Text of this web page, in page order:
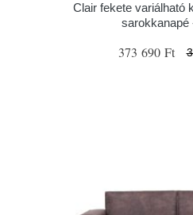
Clair fekete variálható
sarokkanapé
373 690 Ft